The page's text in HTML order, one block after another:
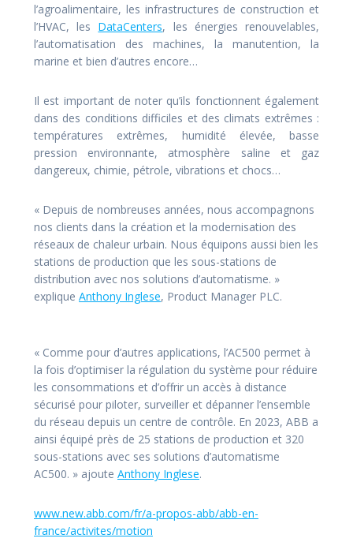
l’agroalimentaire, les infrastructures de construction et
l’HVAC, les DataCenters, les énergies renouvelables,
l’automatisation des machines, la manutention, la
marine et bien d’autres encore…
Il est important de noter qu’ils fonctionnent également
dans des conditions difficiles et des climats extrêmes :
températures extrêmes, humidité élevée, basse
pression environnante, atmosphère saline et gaz
dangereux, chimie, pétrole, vibrations et chocs…
« Depuis de nombreuses années, nous accompagnons
nos clients dans la création et la modernisation des
réseaux de chaleur urbain. Nous équipons aussi bien les
stations de production que les sous-stations de
distribution avec nos solutions d’automatisme. »
explique Anthony Inglese, Product Manager PLC.
« Comme pour d’autres applications, l’AC500 permet à
la fois d’optimiser la régulation du système pour réduire
les consommations et d’offrir un accès à distance
sécurisé pour piloter, surveiller et dépanner l’ensemble
du réseau depuis un centre de contrôle. En 2023, ABB a
ainsi équipé près de 25 stations de production et 320
sous-stations avec ses solutions d’automatisme
AC500. » ajoute Anthony Inglese.
www.new.abb.com/fr/a-propos-abb/abb-en-
france/activites/motion